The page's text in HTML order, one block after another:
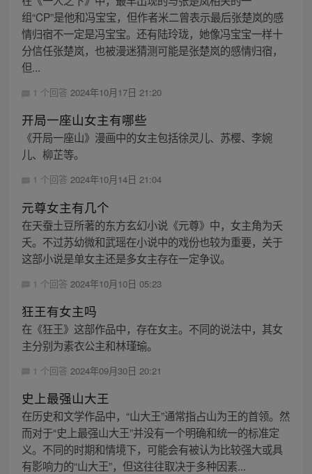
组“CP”是他和冯宝宝，但作者米二曾表示最后张楚岚的感
情归宿不一定是冯宝宝。还有陆玲珑，她像冯宝宝一样十
分信任张楚岚，也被漫迷猜测可能是张楚岚的感情归宿，
但...
1 个回答 2024年10月17日 21:20
开局一座山女主有哪些
《开局一座山》漫画中的女主包括徐灵儿、苏樱、李婉
儿、柳芷等。
1 个回答 2024年10月14日 21:04
元尊女主有几个
在天蚕土豆所著的东方玄幻小说《元尊》中，女主角为夭
夭。不过苏幼微和武瑶在小说中的戏份也较为重要，关于
这部小说是单女主还是多女主存在一定争议。
1 个回答 2024年10月10日 05:23
狂王有女主吗
在《狂王》这部作品中，存在女主。不同的说法中，其女
主分别为素衣公主和林瑾瑜。
1 个回答 2024年09月30日 20:21
史上最强山大王
在历史和文学作品中，“山大王”通常指占山为王的首领。然
而对于“史上最强山大王”并没有一个明确和统一的标准定
义。不同的时期和情境下，可能会有被认为比较强大或具
有影响力的“山大王”，但这往往取决于多种因素...